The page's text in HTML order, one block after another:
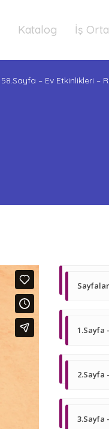
Katalog İş
58.Sayfa – Ev Etkinlikleri –
1.Sayfa
2.Sayfa
3.Sayfa